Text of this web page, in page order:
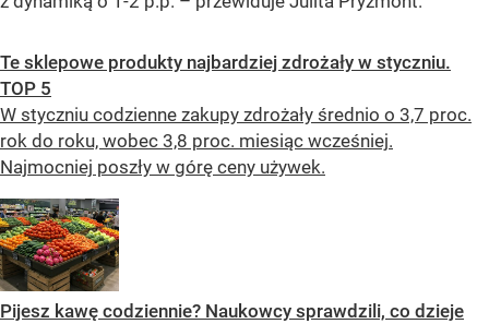
Te sklepowe produkty najbardziej zdrożały w styczniu.
TOP 5
W styczniu codzienne zakupy zdrożały średnio o 3,7 proc.
rok do roku, wobec 3,8 proc. miesiąc wcześniej.
Najmocniej poszły w górę ceny używek.
Pijesz kawę codziennie? Naukowcy sprawdzili, co dzieje